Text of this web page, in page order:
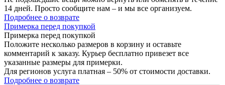
14 дней. Просто сообщите нам – и мы все организуем.
Подробнее о возврате
Примерка перед покупкой
Примерка перед покупкой
Положите несколько размеров в корзину и оставьте
комментарий к заказу. Курьер бесплатно привезет все
указанные размеры для примерки.
Для регионов услуга платная – 50% от стоимости доставки.
Подробнее о возврате